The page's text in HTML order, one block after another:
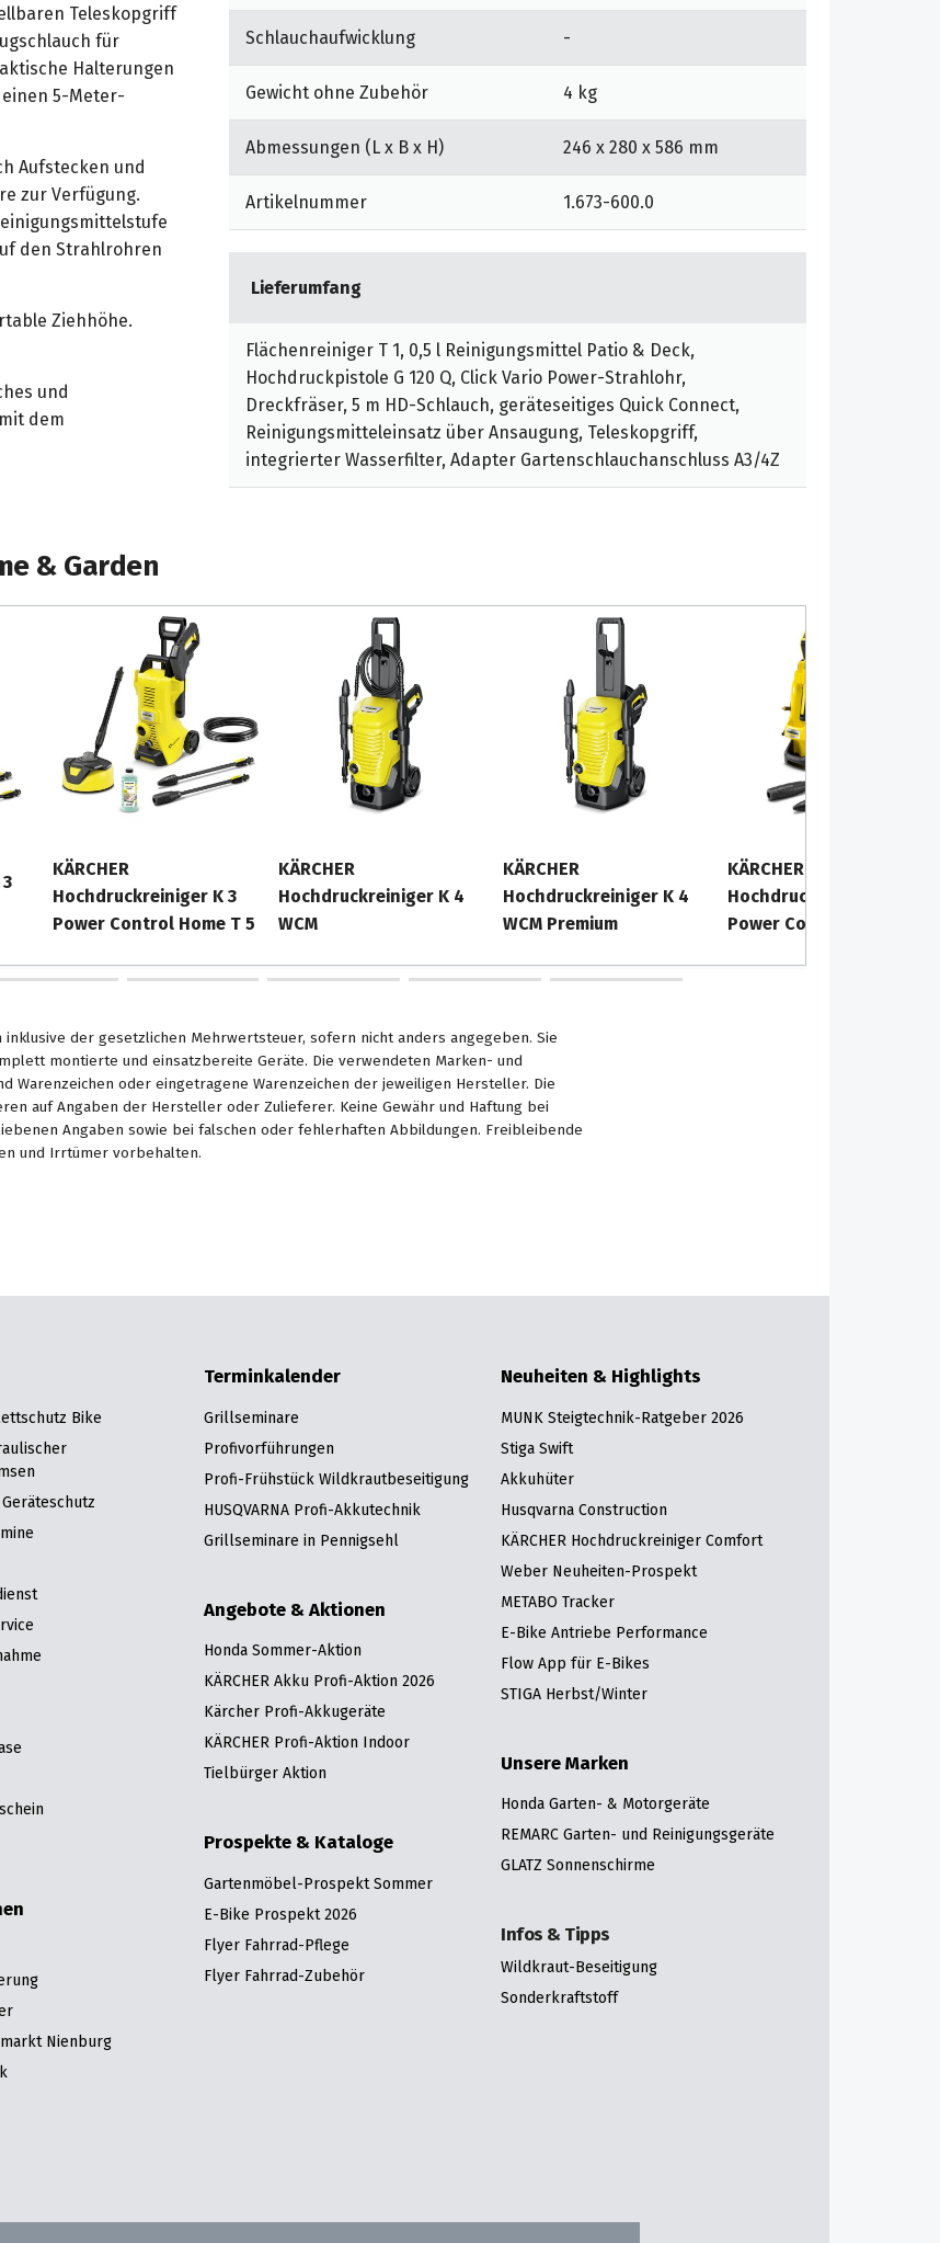
Teleskopgriff
für
Halterungen
5-Meter-
Aufstecken und
zur Verfügung.
den Strahlrohren
Ziehhöhe.
und
dem
Schlauchaufwicklung -
Gewicht ohne Zubehör 4 kg
Abmessungen (L x B x H) 246 x 280 x 586 mm
Artikelnummer 1.673-600.0
Lieferumfang
Flächenreiniger T 1, 0,5 l Reinigungsmittel Patio & Deck,
Hochdruckpistole G 120 Q, Click Vario Power-Strahlohr,
Dreckfräser, 5 m HD-Schlauch, geräteseitiges Quick Connect,
Reinigungsmitteleinsatz über Ansaugung, Teleskopgriff,
integrierter Wasserfilter, Adapter Gartenschlauchanschluss A3/4Z
& Garden
KÄRCHER
Hochdruckreiniger K 3
Power Control Home T 5
KÄRCHER
Hochdruckreiniger K 4
WCM
KÄRCHER
Hochdruckreiniger K 4
WCM Premium
KÄRCHER
Hochdruckreiniger K 4
Power Control Flex
der gesetzlichen Mehrwertsteuer, sofern nicht anders angegeben. Sie
montierte und einsatzbereite Geräte. Die verwendeten Marken- und
Warenzeichen oder eingetragene Warenzeichen der jeweiligen Hersteller. Die
auf Angaben der Hersteller oder Zulieferer. Keine Gewähr und Haftung bei
Angaben sowie bei falschen oder fehlerhaften Abbildungen. Freibleibende
und Irrtümer vorbehalten.
Bike
Nienburg
Terminkalender
Grillseminare
Profivorführungen
Profi-Frühstück Wildkrautbeseitigung
HUSQVARNA Profi-Akkutechnik
Grillseminare in Pennigsehl
Angebote & Aktionen
Honda Sommer-Aktion
KÄRCHER Akku Profi-Aktion 2026
Kärcher Profi-Akkugeräte
KÄRCHER Profi-Aktion Indoor
Tielbürger Aktion
Prospekte & Kataloge
Gartenmöbel-Prospekt Sommer
E-Bike Prospekt 2026
Flyer Fahrrad-Pflege
Flyer Fahrrad-Zubehör
Neuheiten & Highlights
MUNK Steigtechnik-Ratgeber 2026
Stiga Swift
Akkuhüter
Husqvarna Construction
KÄRCHER Hochdruckreiniger Comfort
Weber Neuheiten-Prospekt
METABO Tracker
E-Bike Antriebe Performance
Flow App für E-Bikes
STIGA Herbst/Winter
Unsere Marken
Honda Garten- & Motorgeräte
REMARC Garten- und Reinigungsgeräte
GLATZ Sonnenschirme
Infos & Tipps
Wildkraut-Beseitigung
Sonderkraftstoff